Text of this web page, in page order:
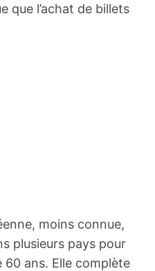
que l’achat de billets
moins connue,
plusieurs pays pour
60 ans. Elle complète